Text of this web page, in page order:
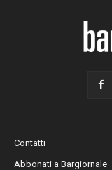
Contatti
Abbonati a Bargiornale